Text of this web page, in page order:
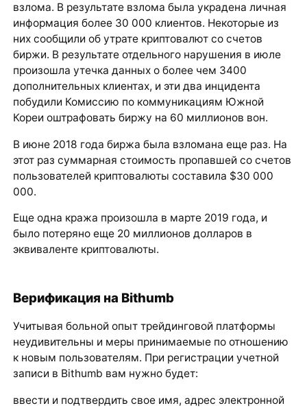
взлома. В результате взлома была украдена личная
информация более 30 000 клиентов. Некоторые из
них сообщили об утрате криптовалют со счетов
биржи. В результате отдельного нарушения в июле
произошла утечка данных о более чем 3400
дополнительных клиентах, и эти два инцидента
побудили Комиссию по коммуникациям Южной
Кореи оштрафовать биржу на 60 миллионов вон.
В июне 2018 года биржа была взломана еще раз. На
этот раз суммарная стоимость пропавшей со счетов
пользователей криптовалюты составила $30 000
000.
Еще одна кража произошла в марте 2019 года, и
было потеряно еще 20 миллионов долларов в
эквиваленте криптовалюты.
Верификация на Bithumb
Учитывая больной опыт трейдинговой платформы
неудивительны и меры принимаемые по отношению
к новым пользователям. При регистрации учетной
записи в Bithumb вам нужно будет:
ввести и подтвердить свое имя, адрес электронной